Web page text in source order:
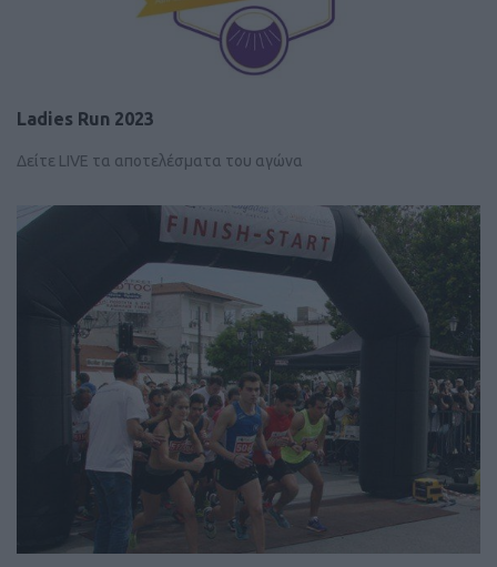
Ladies Run 2023
Δείτε LIVE τα αποτελέσματα του αγώνα